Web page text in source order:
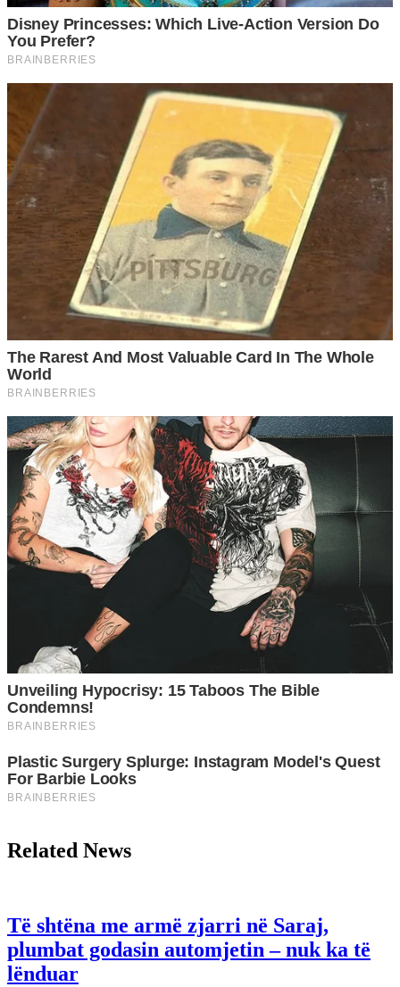
Related News
Të shtëna me armë zjarri në Saraj,
plumbat godasin automjetin – nuk ka të
lënduar